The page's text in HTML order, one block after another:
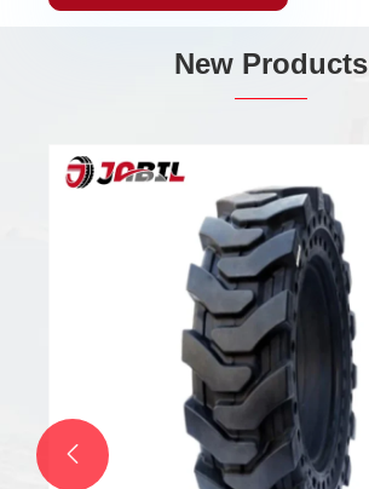
New Products
Absorptio inpulsa Tyres solidus
View More >>
